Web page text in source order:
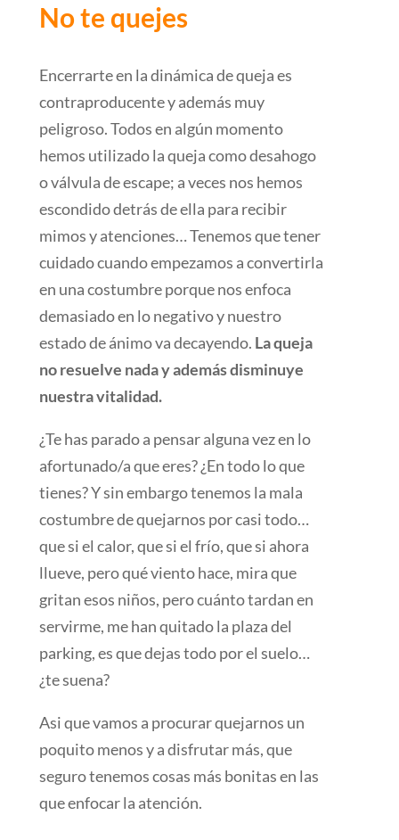
No te quejes
Encerrarte en la dinámica de queja es
contraproducente y además muy
peligroso. Todos en algún momento
hemos utilizado la queja como desahogo
o válvula de escape; a veces nos hemos
escondido detrás de ella para recibir
mimos y atenciones… Tenemos que tener
cuidado cuando empezamos a convertirla
en una costumbre porque nos enfoca
demasiado en lo negativo y nuestro
estado de ánimo va decayendo. La queja
no resuelve nada y además disminuye
nuestra vitalidad.
¿Te has parado a pensar alguna vez en lo
afortunado/a que eres? ¿En todo lo que
tienes? Y sin embargo tenemos la mala
costumbre de quejarnos por casi todo…
que si el calor, que si el frío, que si ahora
llueve, pero qué viento hace, mira que
gritan esos niños, pero cuánto tardan en
servirme, me han quitado la plaza del
parking, es que dejas todo por el suelo…
¿te suena?
Asi que vamos a procurar quejarnos un
poquito menos y a disfrutar más, que
seguro tenemos cosas más bonitas en las
que enfocar la atención.